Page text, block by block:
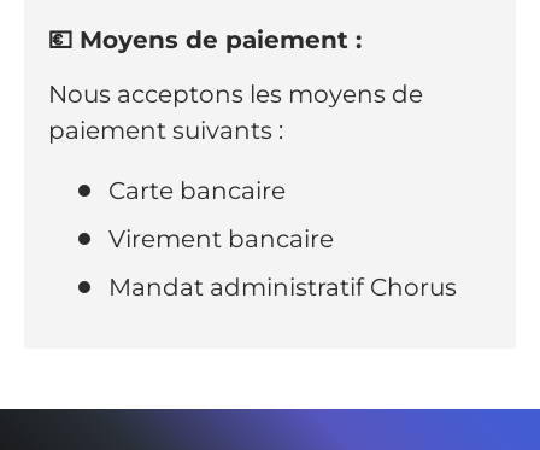
💶 Moyens de paiement :
Nous acceptons les moyens de
paiement suivants :
Carte bancaire
Virement bancaire
Mandat administratif Chorus